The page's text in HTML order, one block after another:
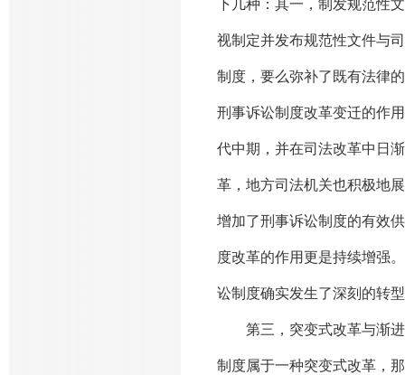
下几种：其一，制发规范性
视制定并发布规范性文件与
制度，要么弥补了既有法律
刑事诉讼制度改革变迁的作
代中期，并在司法改革中日
革，地方司法机关也积极地
增加了刑事诉讼制度的有效
度改革的作用更是持续增强
讼制度确实发生了深刻的转
第三，突变式改革与渐进
制度属于一种突变式改革，